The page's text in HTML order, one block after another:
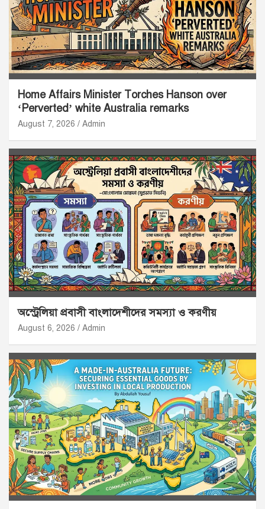
Home Affairs Minister Torches Hanson over
‘Perverted’ white Australia remarks
August 7, 2026 Admin
অস্ট্রেলিয়া প্রবাসী বাংলাদেশীদের সমস্যা ও করণীয়
August 6, 2026 Admin